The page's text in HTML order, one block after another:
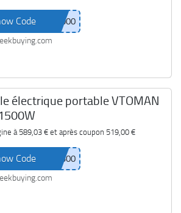
Code
électrique portable VTOMAN
à 589,03 €et après coupon 519,00 €
Code